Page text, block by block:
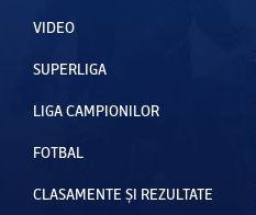
VIDEO
SUPERLIGA
LIGA CAMPIONILOR
FOTBAL
CLASAMENTE ȘI REZULTATE